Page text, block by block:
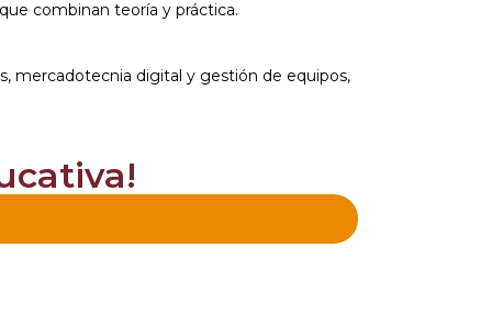
combinan teoría y práctica.
mercadotecnia digital y gestión de equipos,